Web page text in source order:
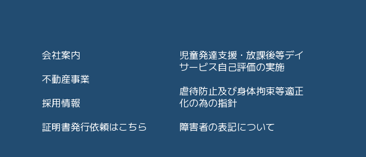
会社案内
不動産事業
採用情報
証明書発行依頼はこちら
児童発達支援・放課後等デイ
サービス自己評価の実施
虐待防止及び身体拘束等適正
化の為の指針
障害者の表記について